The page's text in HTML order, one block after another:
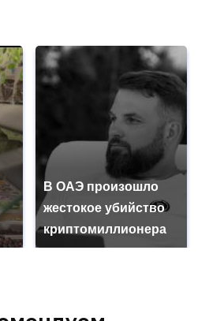
В ОАЭ произошло
жестокое убийство
криптомиллионера